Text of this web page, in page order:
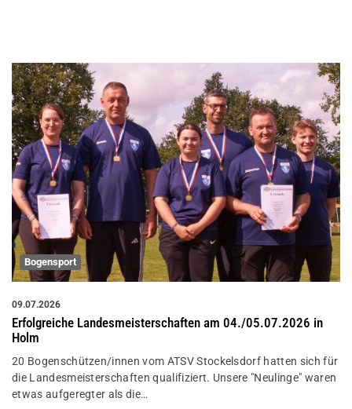
Bogensport
09.07.2026
Erfolgreiche Landesmeisterschaften am 04./05.07.2026 in
Holm
20 Bogenschützen/innen vom ATSV Stockelsdorf hatten sich für
die Landesmeisterschaften qualifiziert. Unsere "Neulinge" waren
etwas aufgeregter als die…